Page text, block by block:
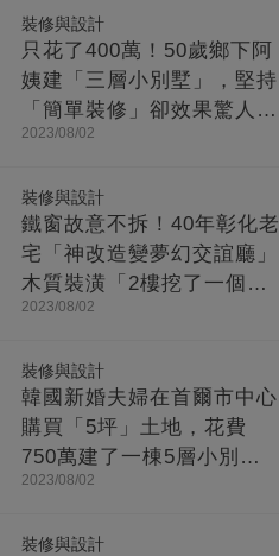
裝修與設計
只花了400萬！50歲鄉下阿
姨建「三層小別墅」，堅持
「簡單裝修」卻效果驚人：
一進屋就療愈了
2023/08/02
裝修與設計
鐵窗故意不拆！40年彰化老
宅「神改造變夢幻交誼廳」
木質裝潢「2樓挖了一個大
洞」走上樓美翻
2023/08/02
裝修與設計
韓國新婚夫婦在首爾市中心
購買「5坪」土地，花費
750萬建了一棟5層小別
墅：小房子卻幸福感爆棚
2023/08/02
裝修與設計